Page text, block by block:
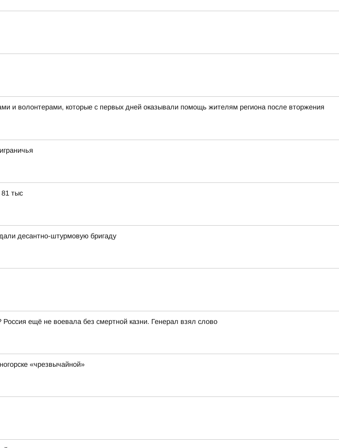
и волонтерами, которые с первых дней оказывали помощь жителям региона после вторжения
тыс
десантно-штурмовую бригаду
ещё не воевала без смертной казни. Генерал взял слово
«чрезвычайной»